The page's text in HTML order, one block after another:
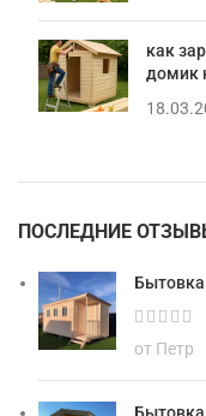
как
домик
ПОСЛЕДНИЕ
Бытовка
от Петр